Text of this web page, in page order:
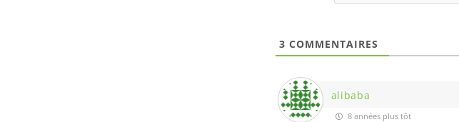
3 COMMENTAIRES
alibaba
8 années plus tôt